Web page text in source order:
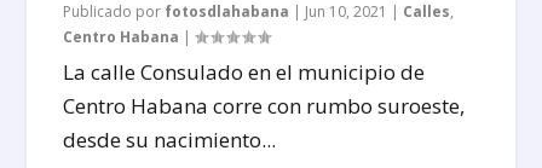
Publicado por fotosdlahabana | Jun 10, 2021 | Calles,
Centro Habana |
La calle Consulado en el municipio de
Centro Habana corre con rumbo suroeste,
desde su nacimiento...